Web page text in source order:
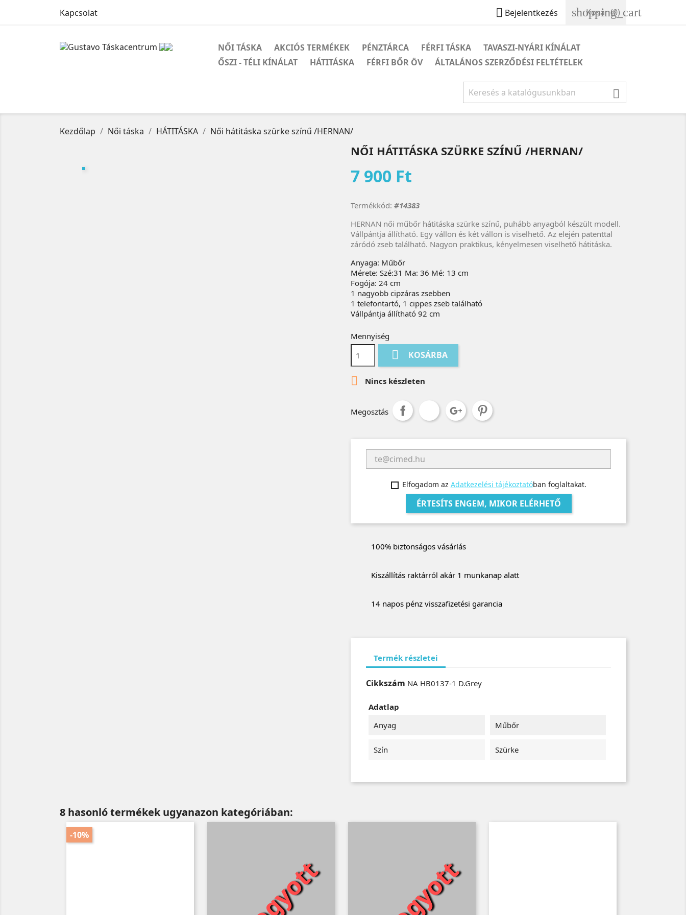
Kapcsolat  Bejelentkezés shopping_cart
Kosár(0)
NŐI TÁSKA AKCIÓS TERMÉKEK PÉNZTÁRCA FÉRFI TÁSKA
TAVASZI-NYÁRI KÍNÁLAT
ŐSZI - TÉLI KÍNÁLAT
HÁTITÁSKA FÉRFI BŐR ÖV ÁLTALÁNOS SZERZŐDÉSI FELTÉTELEK

Kezdőlap Női táska HÁTITÁSKA Női hátitáska szürke színű /HERNAN/
NŐI HÁTITÁSKA SZÜRKE SZÍNŰ /HERNAN/
7 900 Ft
Termékkód: #14383
HERNAN női műbőr hátitáska szürke színű, puhább anyagból készült modell.
Vállpántja állítható. Egy vállon és két vállon is viselhető. Az elején patenttal
záródó zseb található. Nagyon praktikus, kényelmesen viselhető hátitáska.
Anyaga: Műbőr
Mérete: Szé:31 Ma: 36 Mé: 13 cm
Fogója: 24 cm
1 nagyobb cipzáras zsebben
1 telefontartó, 1 cippes zseb található
Vállpántja állítható 92 cm
Mennyiség
 KOSÁRBA
 Nincs készleten
Megosztás
Elfogadom az Adatkezelési tájékoztatóban foglaltakat.
ÉRTESÍTS ENGEM, MIKOR ELÉRHETŐ
100% biztonságos vásárlás
Kiszállítás raktárról akár 1 munkanap alatt
14 napos pénz visszafizetési garancia
Termék részletei
Cikkszám NA HB0137-1 D.Grey
Adatlap
Anyag
Műbőr
Szín Szürke
8 hasonló termékek ugyanazon kategóriában:
-10%